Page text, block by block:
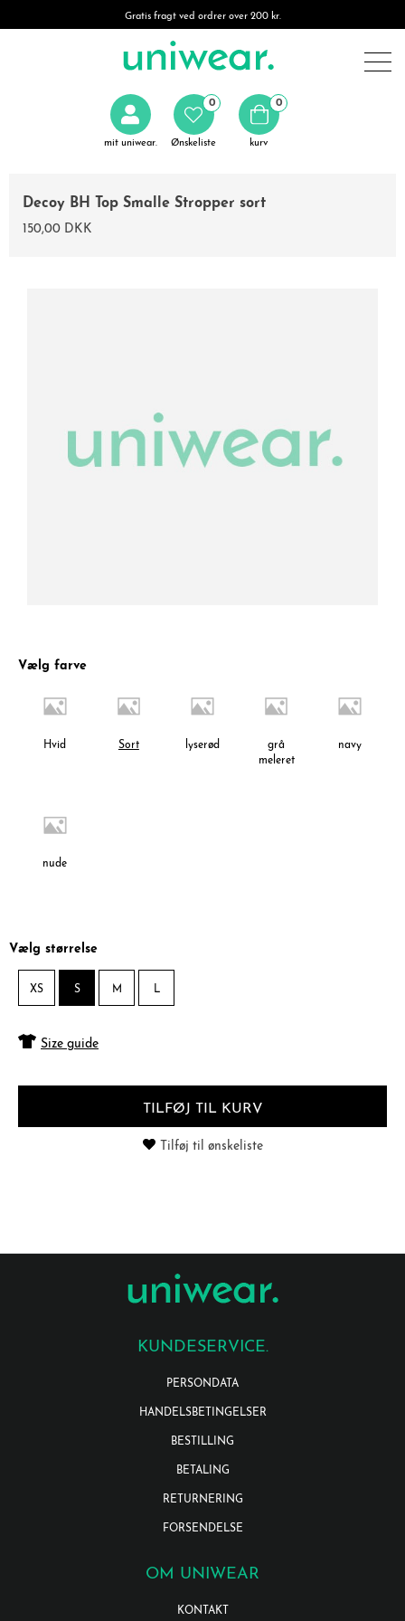
Gratis fragt ved ordrer over 200 kr.
mit uniwear. Ønskeliste
0 0
kurv
Decoy BH Top Smalle Stropper sort
150,00 DKK
Vælg farve
Hvid Sort lyserød
grå
meleret
navy
nude
Vælg størrelse
XS S M L
Size guide
TILFØJ TIL KURV
Tilføj til ønskeliste
KUNDESERVICE.
PERSONDATA
HANDELSBETINGELSER
BESTILLING
BETALING
RETURNERING
FORSENDELSE
OM UNIWEAR
KONTAKT